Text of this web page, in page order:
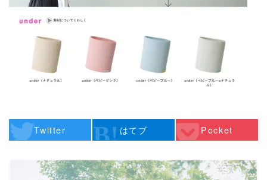
Twitter はてブ Pocket